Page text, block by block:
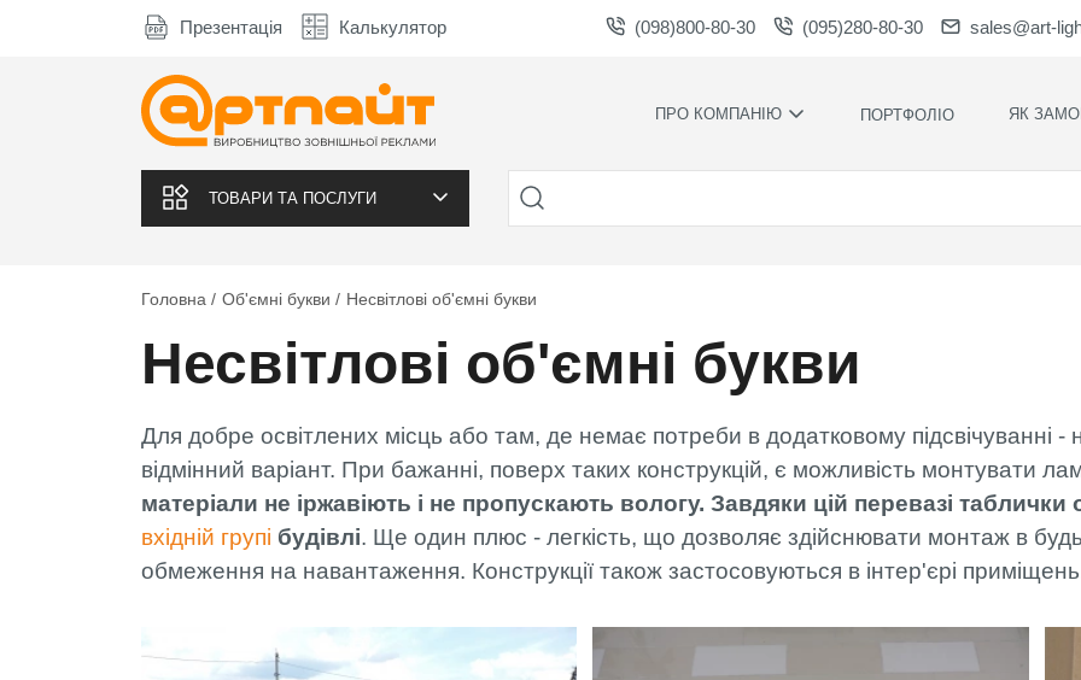
Презентація Калькулятор (098)800-80-30 (095)280-80-30 sales@art-
ПРО КОМПАНІЮ
СПІВПРАЦЯ
ЗАВАНТАЖЕННЯ
ПОРТФОЛІО ЯК
НАШІ
ХУДОЖНЄ
МОНТАЖ
МОНТАЖ
ФАХІВЦЯМИ
ТОВАРИ ТА ПОСЛУГИ
Головна Об'ємні букви Несвітлові об'ємні букви
Несвітлові об'ємні букви
Для добре освітлених місць або там, де немає потреби в додатковому підсвічуванні -
відмінний варіант. При бажанні, поверх таких конструкцій, є можливість монтувати
матеріали не іржавіють і не пропускають вологу. Завдяки цій перевазі таблички
вхідній групі будівлі. Ще один плюс - легкість, що дозволяє здійснювати монтаж в
обмеження на навантаження. Конструкції також застосовуються в інтер'єрі